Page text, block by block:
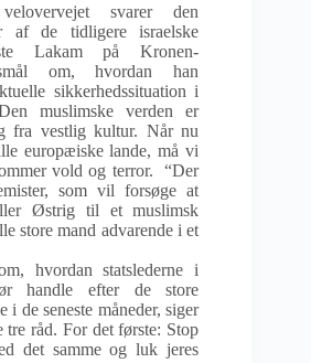
svarer den
af de tidligere israelske
Lakam på Kronen-
om, hvordan han
sikkerhedssituation i
muslimske verden er
fra vestlig kultur. Når nu
europæiske lande, må vi
vold og terror. “Der
som vil forsøge at
Østrig til et muslimsk
store mand advarende i et
hvordan statslederne i
handle efter de store
i de seneste måneder, siger
tre råd. For det første: Stop
det samme og luk jeres